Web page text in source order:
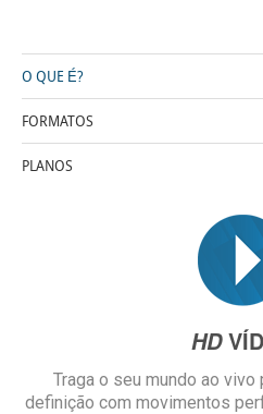
O QUE É?
FORMATOS
PLANOS
HD
Traga o seu mundo ao vivo
definição com movimentos